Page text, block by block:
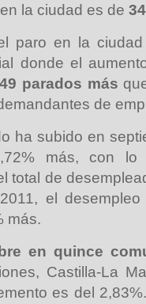
la ciudad es de
paro en la
donde el
parados más
de
ha subido en
más, con
total de
el
más.
en quince
Castilla-La
es del